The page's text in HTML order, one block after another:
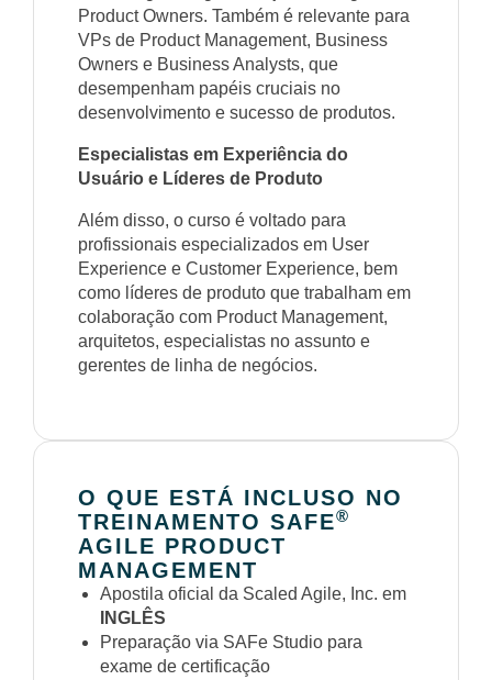
Product Owners. Também é relevante para
VPs de Product Management, Business
Owners e Business Analysts, que
desempenham papéis cruciais no
desenvolvimento e sucesso de produtos.
Especialistas em Experiência do
Usuário e Líderes de Produto
Além disso, o curso é voltado para
profissionais especializados em User
Experience e Customer Experience, bem
como líderes de produto que trabalham em
colaboração com Product Management,
arquitetos, especialistas no assunto e
gerentes de linha de negócios.
O QUE ESTÁ INCLUSO NO
TREINAMENTO SAFE®
AGILE PRODUCT
MANAGEMENT
Apostila oficial da Scaled Agile, Inc. em
INGLÊS
Preparação via SAFe Studio para
exame de certificação